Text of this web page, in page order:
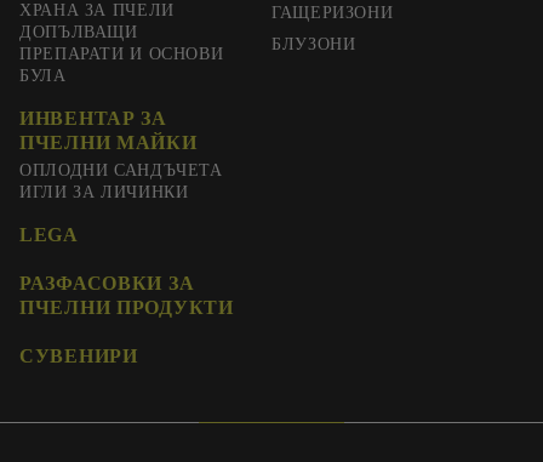
ХРАНА ЗА ПЧЕЛИ
ДОПЪЛВАЩИ
ПРЕПАРАТИ И ОСНОВИ
ГАЩЕРИЗОНИ
БЛУЗОНИ
БУЛА
ИНВЕНТАР ЗА
ПЧЕЛНИ МАЙКИ
ОПЛОДНИ САНДЪЧЕТА
ИГЛИ ЗА ЛИЧИНКИ
LEGA
РАЗФАСОВКИ ЗА
ПЧЕЛНИ ПРОДУКТИ
СУВЕНИРИ